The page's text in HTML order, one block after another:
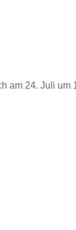
am 24. Juli um